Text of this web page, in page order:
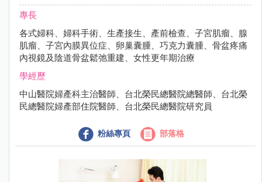
專長
各式婦科、婦科手術、生產接生、產前檢查、子宮肌瘤、腺
肌瘤、子宮內膜異位症、卵巢囊腫、巧克力囊腫、骨盆疼痛
內視鏡及陰道骨盆鬆弛重建、女性更年期治療
學經歷
中山醫院婦產科主治醫師、台北榮民總醫院總醫師、台北榮
民總醫院婦產部住院醫師、台北榮民總醫院研究員
粉絲專頁 部落格